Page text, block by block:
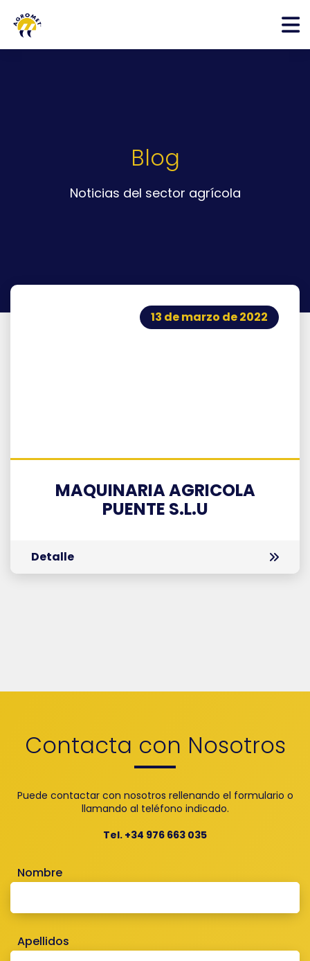
Blog
Noticias del sector agrícola
MAQUINARIA AGRICOLA
PUENTE S.L.U
13 de marzo de 2022
Detalle
Contacta con Nosotros
Puede contactar con nosotros rellenando el formulario o
llamando al teléfono indicado.
Tel. +34 976 663 035
Nombre
Apellidos